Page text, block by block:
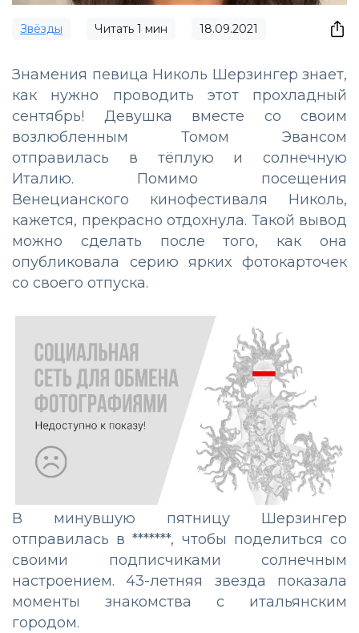
Звёзды Читать 1 мин 18.09.2021
Знамения певица Николь Шерзингер знает,
как нужно проводить этот прохладный
сентябрь! Девушка вместе со своим
возлюбленным Томом Эвансом
отправилась в тёплую и солнечную
Италию. Помимо посещения
Венецианского кинофестиваля Николь,
кажется, прекрасно отдохнула. Такой вывод
можно сделать после того, как она
опубликовала серию ярких фотокарточек
со своего отпуска.
В минувшую пятницу Шерзингер
отправилась в *******, чтобы поделиться со
своими подписчиками солнечным
настроением. 43-летняя звезда показала
моменты знакомства с итальянским
городом.